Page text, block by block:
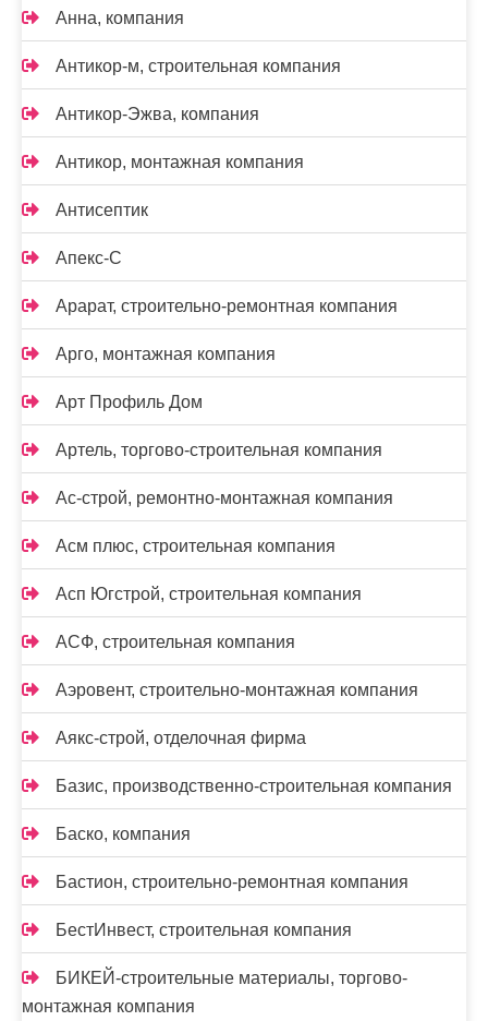
Анна, компания
Антикор-м, строительная компания
Антикор-Эжва, компания
Антикор, монтажная компания
Антисептик
Апекс-С
Арарат, строительно-ремонтная компания
Арго, монтажная компания
Арт Профиль Дом
Артель, торгово-строительная компания
Ас-строй, ремонтно-монтажная компания
Асм плюс, строительная компания
Асп Югстрой, строительная компания
АСФ, строительная компания
Аэровент, строительно-монтажная компания
Аякс-строй, отделочная фирма
Базис, производственно-строительная компания
Баско, компания
Бастион, строительно-ремонтная компания
БестИнвест, строительная компания
БИКЕЙ-строительные материалы, торгово-
монтажная компания